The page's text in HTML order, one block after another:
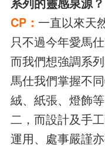
CP： 一直以來天
只不過今年愛馬
而我們想強調系
馬仕我們掌握不
絨、紙張、燈飾
二，而設計及手
運用、處事嚴謹